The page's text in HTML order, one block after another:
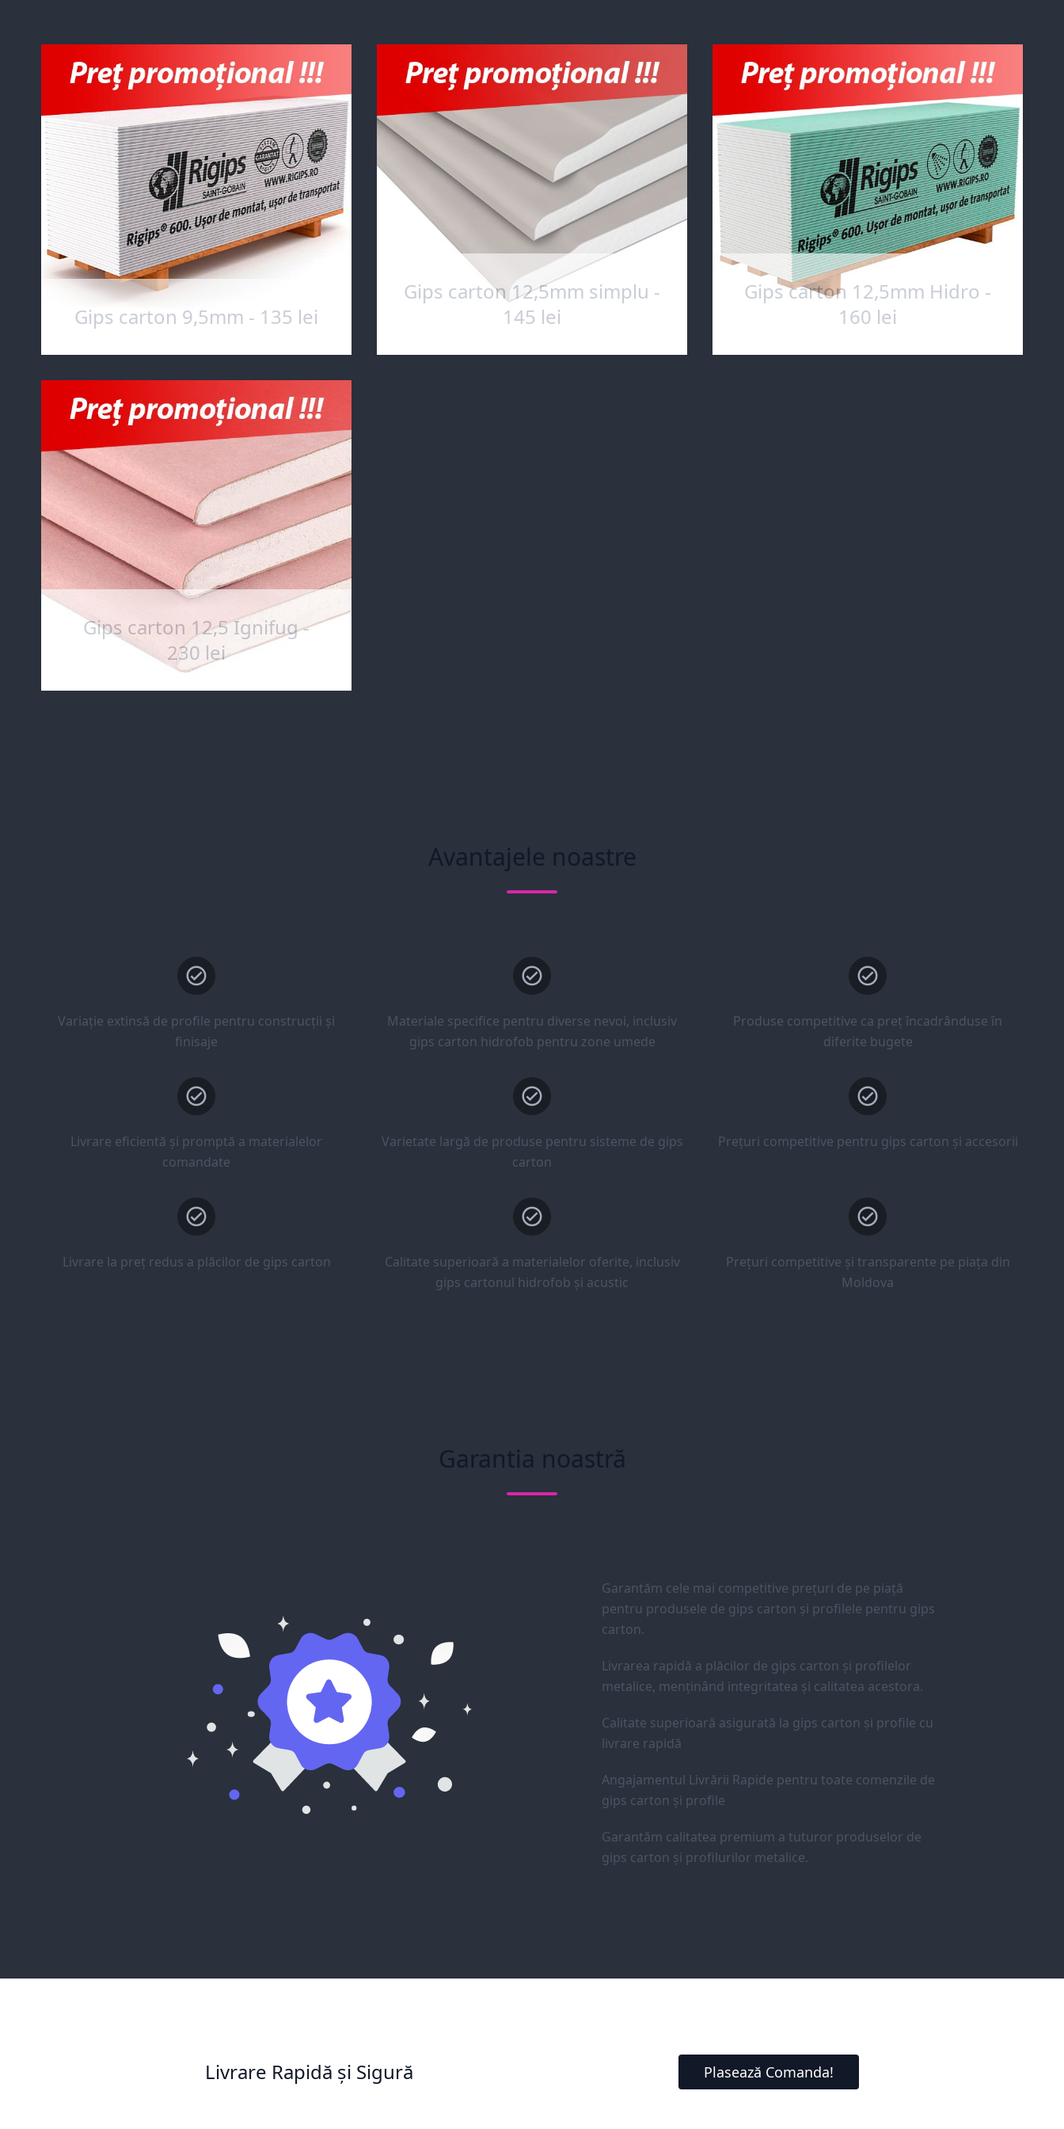
Gips carton 9,5mm - 135 lei
Gips carton 12,5mm simplu -
145 lei
Gips carton 12,5mm Hidro -
160 lei
Gips carton 12,5 Ignifug -
230 lei
Avantajele noastre
Variație extinsă de profile pentru construcții și
finisaje
Materiale specifice pentru diverse nevoi, inclusiv
gips carton hidrofob pentru zone umede
Produse competitive ca preț încadrânduse în
diferite bugete
Livrare eficientă și promptă a materialelor
comandate
Varietate largă de produse pentru sisteme de gips
carton
Prețuri competitive pentru gips carton și accesorii
Livrare la preț redus a plăcilor de gips carton
Calitate superioară a materialelor oferite, inclusiv
gips cartonul hidrofob și acustic
Prețuri competitive și transparente pe piața din
Moldova
Garantia noastră
Garantăm cele mai competitive prețuri de pe piață
pentru produsele de gips carton și profilele pentru gips
carton.
Livrarea rapidă a plăcilor de gips carton și profilelor
metalice, menținând integritatea și calitatea acestora.
Calitate superioară asigurată la gips carton și profile cu
livrare rapidă
Angajamentul Livrării Rapide pentru toate comenzile de
gips carton și profile
Garantăm calitatea premium a tuturor produselor de
gips carton și profilurilor metalice.
Livrare Rapidă și Sigură Plasează Comanda!